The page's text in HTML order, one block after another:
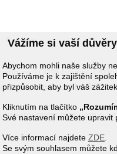
Vážíme si vaší důvěry
Abychom mohli naše služby
Používáme je k zajištění
přizpůsobit, aby byl váš
Kliknutím na tlačítko
Své nastavení můžete upravit
Více informací najdete ZDE
Se svým souhlasem můžete
Recenze
ze 100% bavlny,
velikostech L, XL a XXL
motivem o